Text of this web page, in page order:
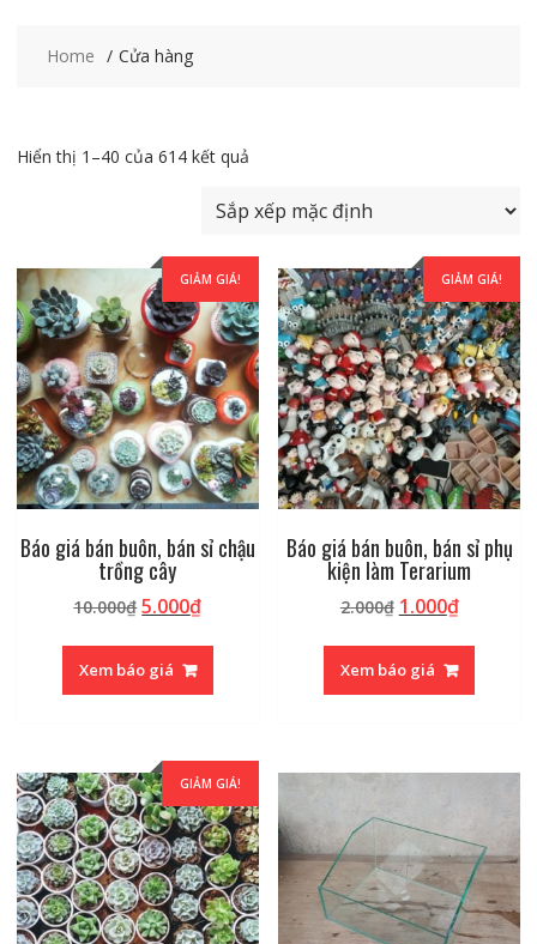
Home Cửa hàng
Hiển thị 1–40 của 614 kết quả
GIẢM GIÁ!
Báo giá bán buôn, bán sỉ chậu
trồng cây
10.000₫Giá
là:
10.000₫.
5.000₫Giá
Xem báo giá
GIẢM GIÁ!
Báo giá bán buôn, bán sỉ phụ
kiện làm Terarium
2.000₫ Giá
2.000₫.
1.000₫Giá
là:
Xem báo giá
GIẢM GIÁ!